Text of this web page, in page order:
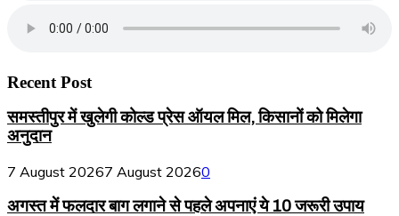
Recent Post
समस्तीपुर में खुलेगी कोल्ड प्रेस ऑयल मिल, किसानों को मिलेगा
अनुदान
7 August 20267 August 20260
अगस्त में फलदार बाग लगाने से पहले अपनाएं ये 10 जरूरी उपाय